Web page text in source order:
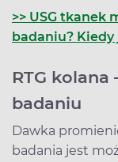
>> USG tkanek
badaniu? Kiedy
RTG
badaniu
Dawka
badania jest